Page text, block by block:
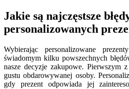
Jakie są najczęstsze
personalizowanych
Wybierając personalizowane
świadomym kilku powszechnych
nasze decyzje zakupowe. Pierwszym
gustu obdarowywanej osoby.
gdy prezent odpowiada jej